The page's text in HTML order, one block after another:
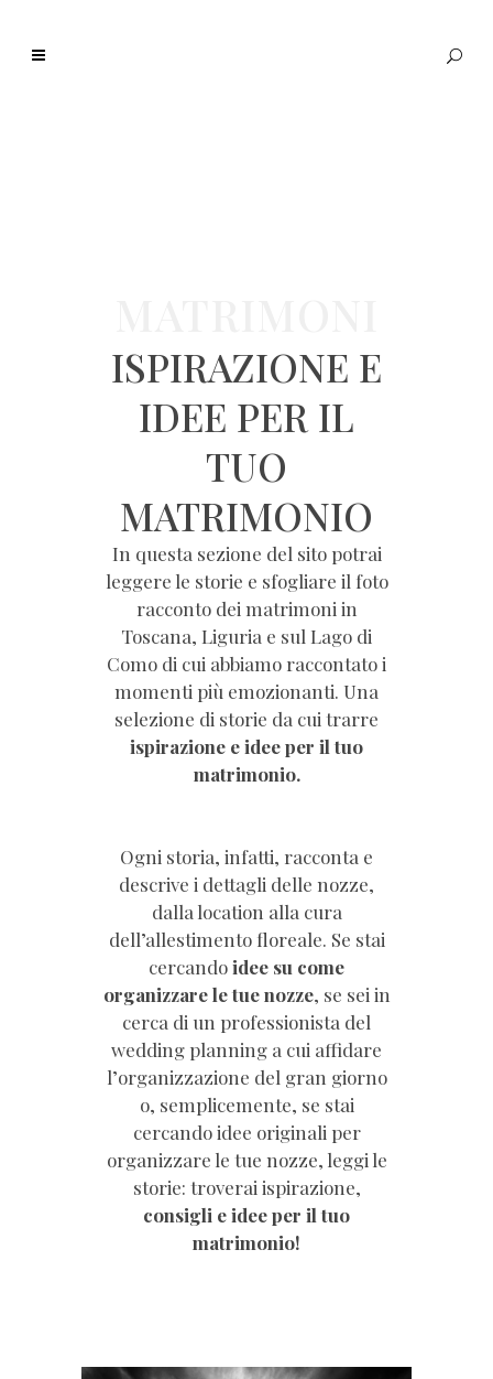
ISPIRAZIONE E
IDEE PER IL
TUO
MATRIMONIO
In questa sezione del sito potrai
leggere le storie e sfogliare il foto
racconto dei matrimoni in
Toscana, Liguria e sul Lago di
Como di cui abbiamo raccontato i
momenti più emozionanti. Una
selezione di storie da cui trarre
ispirazione e idee per il tuo
matrimonio.
Ogni storia, infatti, racconta e
descrive i dettagli delle nozze,
dalla location alla cura
dell’allestimento floreale. Se stai
cercandoidee su come
organizzare le tue nozze, se sei in
cerca di un professionista del
wedding planning a cui affidare
l’organizzazione del gran giorno
o, semplicemente, se stai
cercando idee originali per
organizzare le tue nozze, leggi le
storie: troverai ispirazione,
consigli e idee per il tuo
matrimonio!